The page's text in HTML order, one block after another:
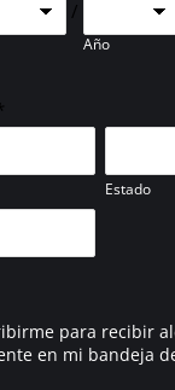
/
Año
Estado
para recibir
en mi bandeja